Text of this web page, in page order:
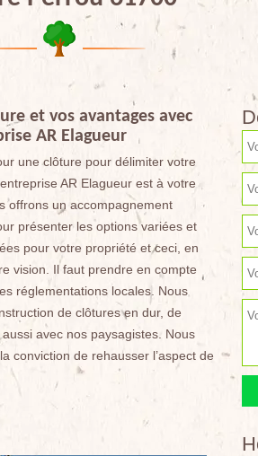
et vos avantages avec
AR Elagueur
une clôture pour délimiter votre
AR Elagueur est à votre
offrons un accompagnement
présenter les options variées et
pour votre propriété et ceci, en
vision. Il faut prendre en compte
réglementations locales. Nous
de clôtures en dur, de
avec nos paysagistes. Nous
conviction de rehausser l’aspect de